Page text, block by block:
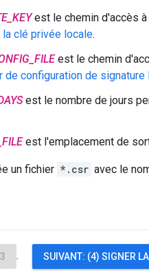
est le chemin d'accès
la clé privée locale.
est le chemin
de configuration de signature
est le nombre de jours
est l'emplacement de
un fichier *.csr avec le
3 . SUIVANT: (4) SIGNER